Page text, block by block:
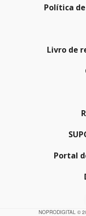
Política
Livro de
Portal
NOPRODIGITAL ©